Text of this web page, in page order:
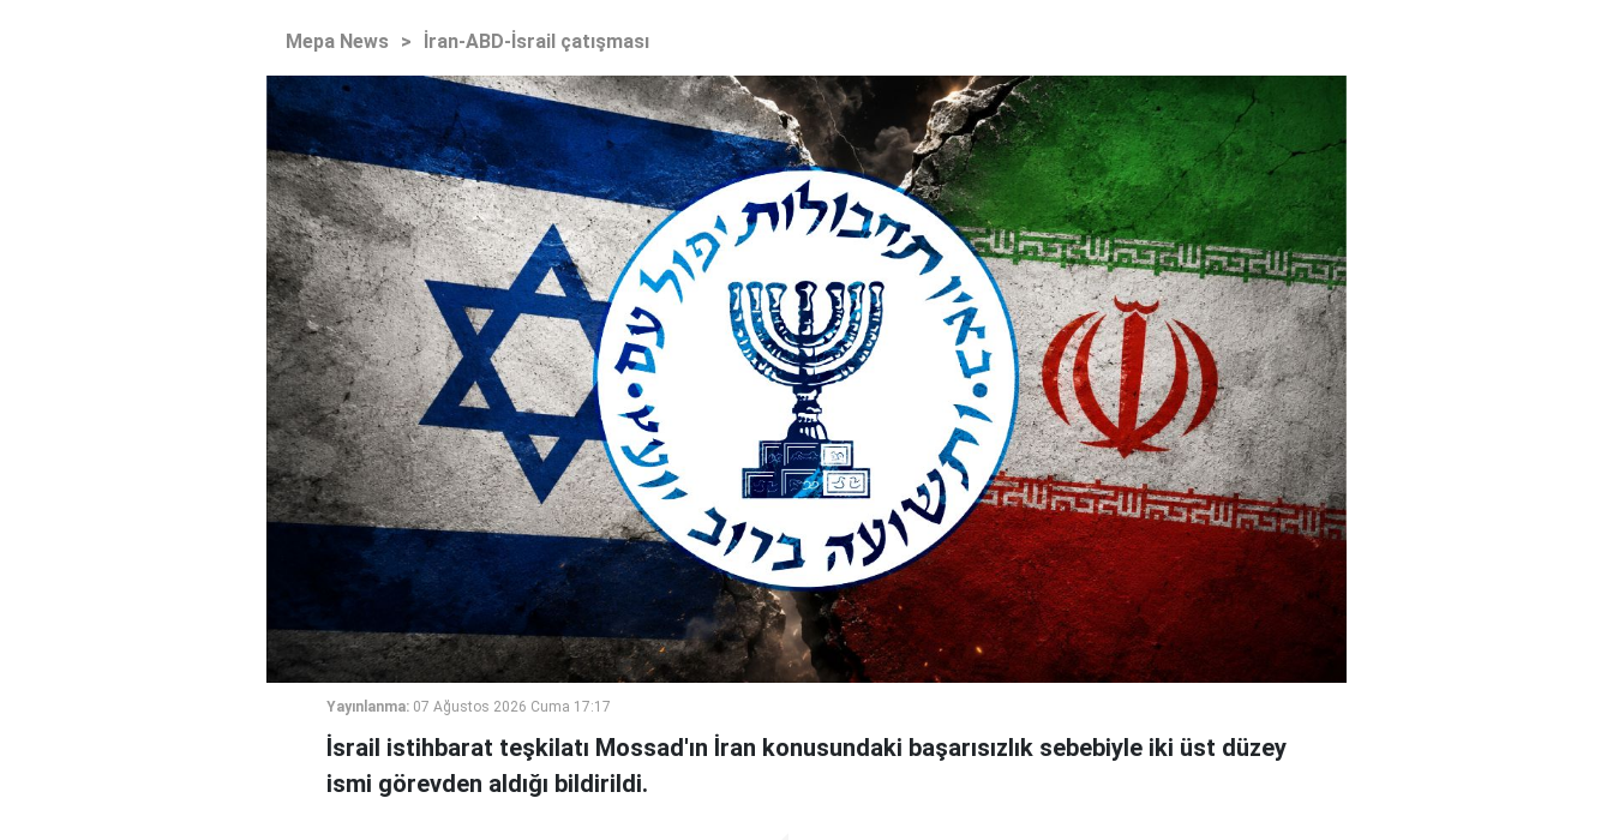
Mepa News > İran-ABD-İsrail çatışması
Yayınlanma: 07 Ağustos 2026 Cuma 17:17
İsrail istihbarat teşkilatı Mossad'ın İran konusundaki başarısızlık sebebiyle iki üst düzey
ismi görevden aldığı bildirildi.